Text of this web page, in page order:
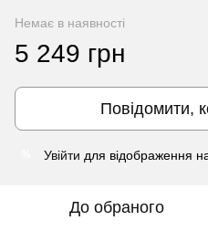
Немає в наявності
5 249 грн
Повідомити,
Увійти для відображення
До обраного